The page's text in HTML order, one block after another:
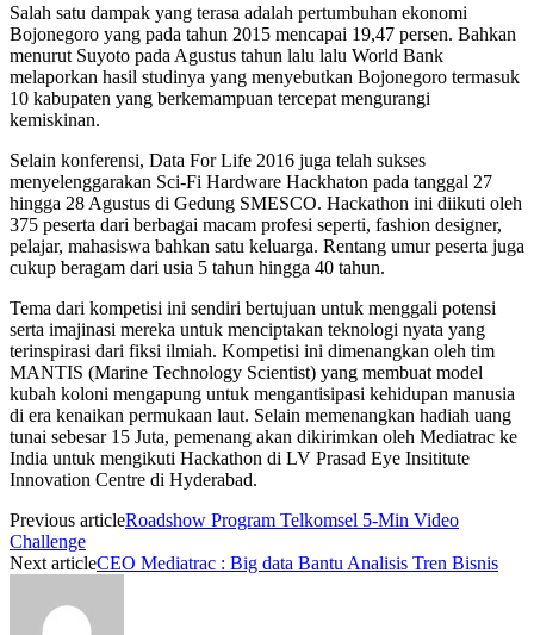
Salah satu dampak yang terasa adalah pertumbuhan ekonomi
Bojonegoro yang pada tahun 2015 mencapai 19,47 persen. Bahkan
menurut Suyoto pada Agustus tahun lalu lalu World Bank
melaporkan hasil studinya yang menyebutkan Bojonegoro termasuk
10 kabupaten yang berkemampuan tercepat mengurangi
kemiskinan.
Selain konferensi, Data For Life 2016 juga telah sukses
menyelenggarakan Sci-Fi Hardware Hackhaton pada tanggal 27
hingga 28 Agustus di Gedung SMESCO. Hackathon ini diikuti oleh
375 peserta dari berbagai macam profesi seperti, fashion designer,
pelajar, mahasiswa bahkan satu keluarga. Rentang umur peserta juga
cukup beragam dari usia 5 tahun hingga 40 tahun.
Tema dari kompetisi ini sendiri bertujuan untuk menggali potensi
serta imajinasi mereka untuk menciptakan teknologi nyata yang
terinspirasi dari fiksi ilmiah. Kompetisi ini dimenangkan oleh tim
MANTIS (Marine Technology Scientist) yang membuat model
kubah koloni mengapung untuk mengantisipasi kehidupan manusia
di era kenaikan permukaan laut. Selain memenangkan hadiah uang
tunai sebesar 15 Juta, pemenang akan dikirimkan oleh Mediatrac ke
India untuk mengikuti Hackathon di LV Prasad Eye Insititute
Innovation Centre di Hyderabad.
Previous articleRoadshow Program Telkomsel 5-Min Video
Challenge
Next articleCEO Mediatrac : Big data Bantu Analisis Tren Bisnis